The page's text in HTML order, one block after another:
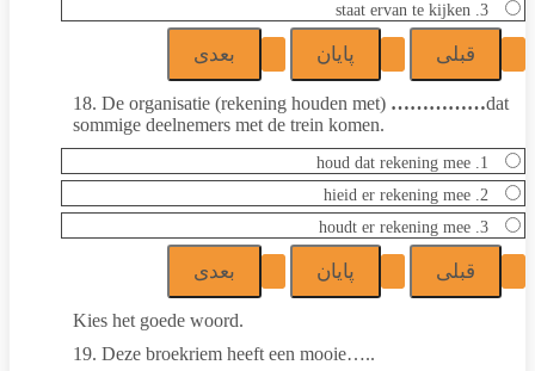
3. staat ervan te kijken
18. De organisatie (rekening houden met) ……………dat
sommige deelnemers met de trein komen.
1. houd dat rekening mee
2. hieid er rekening mee
3. houdt er rekening mee
Kies het goede woord.
19. Deze broekriem heeft een mooie…..